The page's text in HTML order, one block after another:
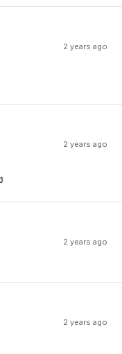
2 years ago
2 years ago
2 years ago
2 years ago